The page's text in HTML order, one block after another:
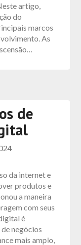
artigo,
do
marcos
As
de
da internet e
produtos e
a maneira
com seus
é
negócios
mais amplo,